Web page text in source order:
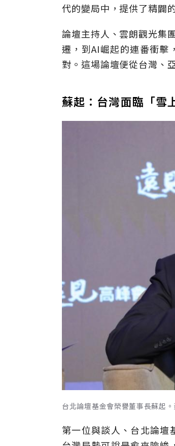
代的變局中，提供了精闢
論壇主持人、雲朗觀光集
遷，到AI崛起的連番衝擊
對。這場論壇便從台灣、
蘇起：台灣面臨「雪
台北論壇基金會榮譽董事長蘇起
第一位與談人、台北論壇